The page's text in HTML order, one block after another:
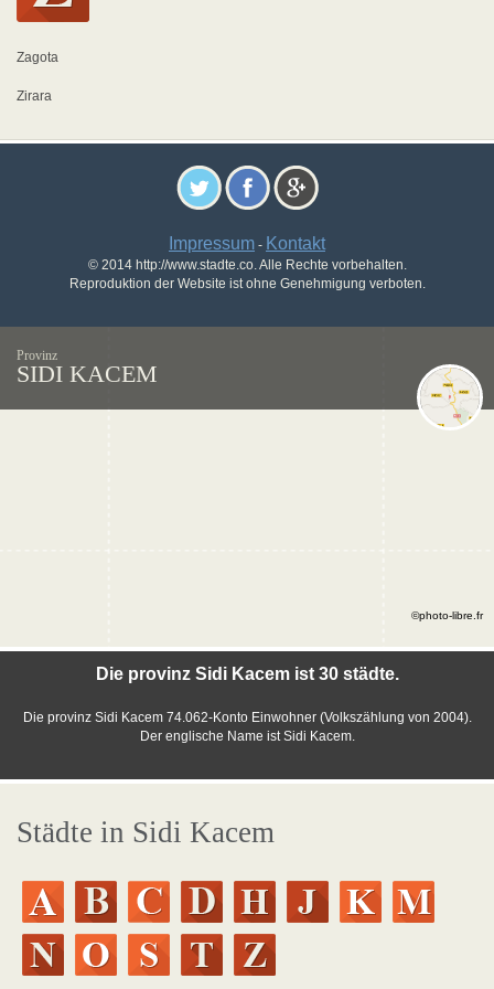
Zagota
Zirara
Impressum - Kontakt
© 2014 http://www.stadte.co. Alle Rechte vorbehalten.
Reproduktion der Website ist ohne Genehmigung verboten.
Provinz
SIDI KACEM
Die provinz Sidi Kacem ist 30 städte.
Die provinz Sidi Kacem 74.062-Konto Einwohner (Volkszählung von 2004).
Der englische Name ist Sidi Kacem.
©photo-libre.fr
Städte in Sidi Kacem